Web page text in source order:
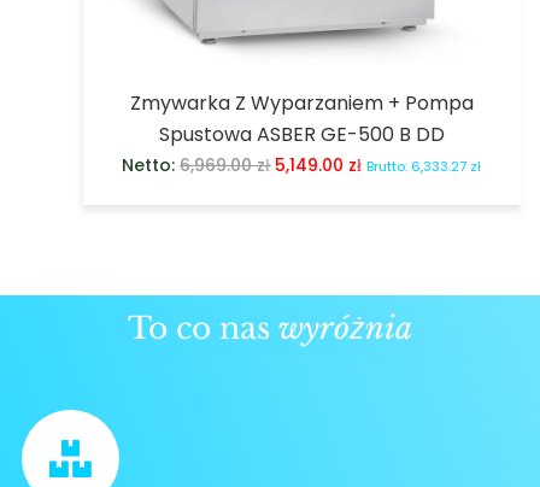
Zmywarka Z Wyparzaniem + Pompa
Spustowa ASBER GE-500 B DD
Netto:6,969.00zł 5,149.00 zł Brutto: 6,333.27 zł
To co nas wyróżnia